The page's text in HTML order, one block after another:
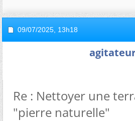
09/07/2025, 13h18
Re : Nettoyer une
"pierre naturelle"